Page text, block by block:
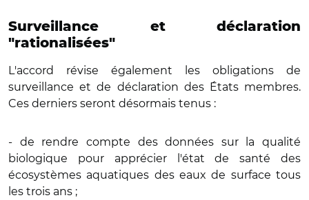
Surveillance et déclaration
"rationalisées"
L'accord révise également les obligations de
surveillance et de déclaration des États membres.
Ces derniers seront désormais tenus :
- de rendre compte des données sur la qualité
biologique pour apprécier l'état de santé des
écosystèmes aquatiques des eaux de surface tous
les trois ans ;